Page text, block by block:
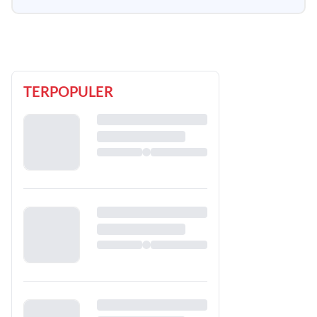
TERPOPULER